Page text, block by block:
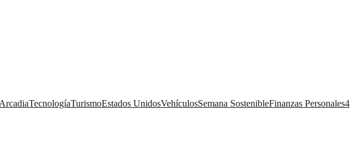
ArcadiaTecnologíaTurismoEstados UnidosVehículosSemana SostenibleFinanzas Personales4